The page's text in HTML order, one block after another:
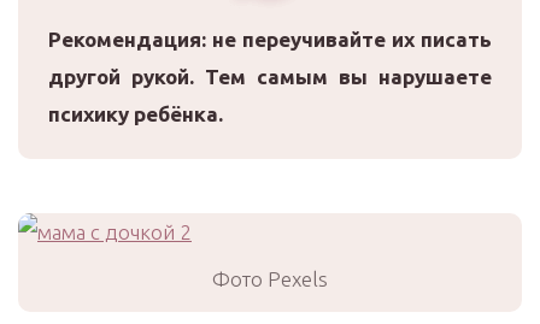
Рекомендация: не переучивайте их писать
другой рукой. Тем самым вы нарушаете
психику ребёнка.
Фото Pexels